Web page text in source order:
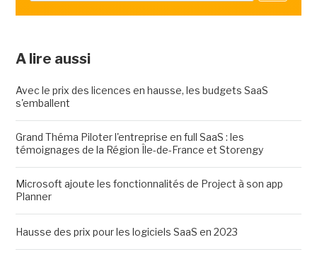
A lire aussi
Avec le prix des licences en hausse, les budgets SaaS
s'emballent
Grand Théma Piloter l'entreprise en full SaaS : les
témoignages de la Région Île-de-France et Storengy
Microsoft ajoute les fonctionnalités de Project à son app
Planner
Hausse des prix pour les logiciels SaaS en 2023